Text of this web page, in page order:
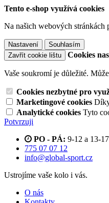
Tento e-shop využívá cookies
Na našich webových stránkách
Nastavení
Souhlasím
Zavřít cookie lištu
Cookies
Vaše soukromí je důležité.
Cookies nezbytné pro
Marketingové cookies
Analytické cookies Tyto
Potvrzuji
PO - PÁ: 9-12 a 13-
775 07 07 12
info@global-sport.cz
Ustrojíme vaše kolo i vás.
O nás